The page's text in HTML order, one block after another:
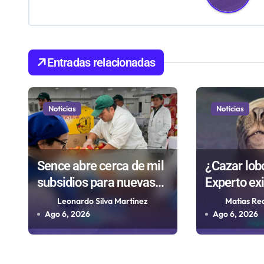
i
ó
n
d
e
e
n
t
Entradas relacionadas
Noticias
Sence abre cerca de mil
subsidios para nuevas
contrataciones en la
Región Antofagasta
Leonardo Silva Martínez
Ago 6, 2026
Noticias
¿Cazar
Experto
que
Matias
Ago 6, 2026